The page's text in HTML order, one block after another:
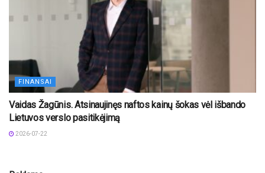
FINANSAI
Vaidas Žagūnis. Atsinaujinęs naftos kainų šokas vėl išbando
Lietuvos verslo pasitikėjimą
2026-07-22